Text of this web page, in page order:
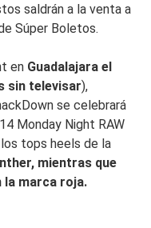
saldrán a la venta a
Súper Boletos.
en Guadalajara el
sin televisar),
se celebrará
Monday Night RAW
tops heels de la
mientras que
la marca roja.